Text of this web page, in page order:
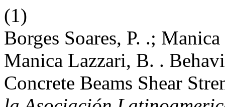
(1)
Borges Soares, P. .;
Manica Lazzari, B. .
Concrete Beams Shear